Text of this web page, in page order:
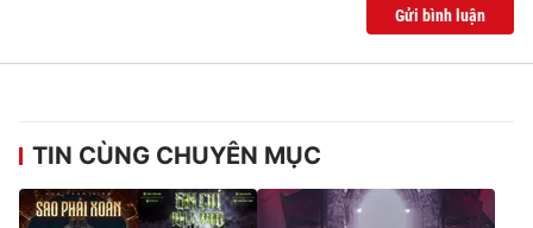
Gửi bình luận
TIN CÙNG CHUYÊN MỤC